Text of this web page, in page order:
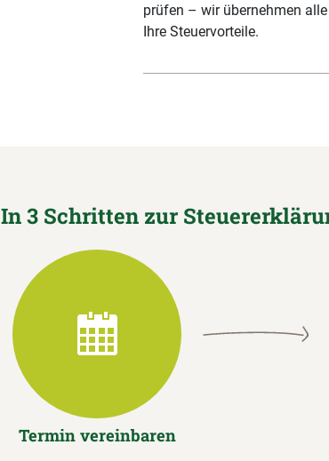
prüfen – wir übernehmen
Ihre Steuervorteile.
In 3 Schritten zur
Termin vereinbaren